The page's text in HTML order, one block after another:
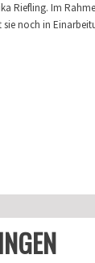
Riefling. Im
noch in